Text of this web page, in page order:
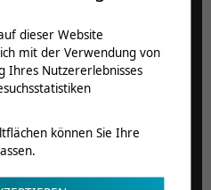
dieser Website
mit der Verwendung von
Ihres Nutzererlebnisses
können Sie Ihre